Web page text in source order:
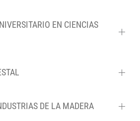
EN CIENCIAS
DE LA MADERA